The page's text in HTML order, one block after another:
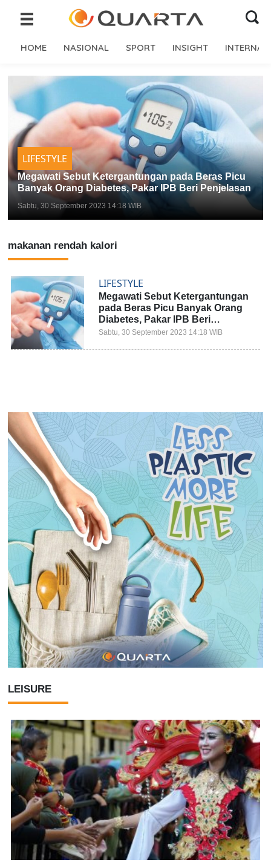
HOME NASIONAL SPORT INSIGHT
LIFESTYLE
Megawati Sebut Ketergantungan pada Beras Picu
Banyak Orang Diabetes, Pakar IPB Beri Penjelasan
Sabtu, 30 September 2023 14:18 WIB
LEISURE
makanan rendah kalori
LIFESTYLE
Megawati Sebut Ketergantungan
pada Beras Picu Banyak Orang
Diabetes, Pakar IPB Beri
Penjelasan
Sabtu, 30 September 2023 14:18 WIB